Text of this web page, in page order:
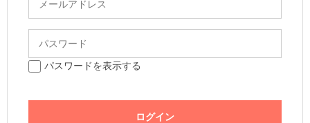
パスワードを表示する